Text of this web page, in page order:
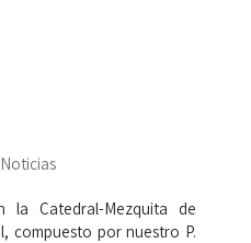
Noticias
la Catedral-Mezquita de
compuesto por nuestro P.